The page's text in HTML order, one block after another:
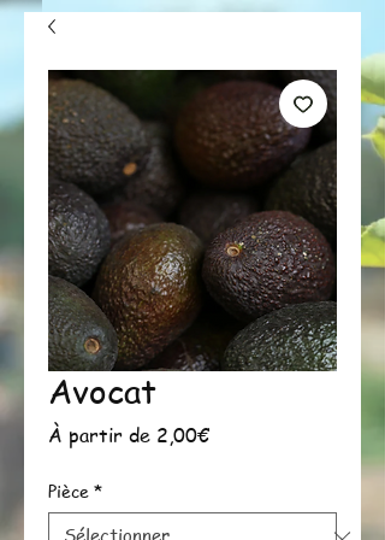
Avocat
À partir de 2,00€Prix
Pièce *